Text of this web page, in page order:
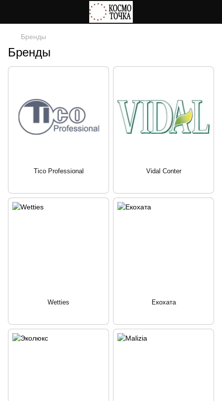
Бренды
Бренды
Tico Professional Vidal Conter
Wetties Екохата